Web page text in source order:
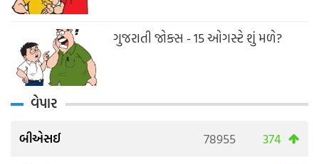
ગુજરાતી જોક્સ - 15 ઓગસ્ટે શું મળે?
વેપાર
બીએસઈ 78955 374